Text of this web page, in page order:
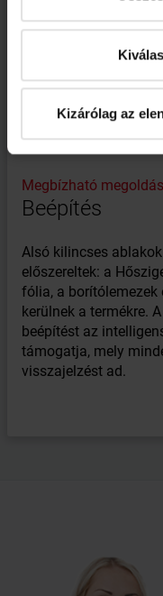
Kizárólag az
Megbízható
Beépítés
Alsó kilincses
előszereltek: a
fólia, a borítólemezek
kerülnek a termékre.
beépítést az
támogatja, mely
visszajelzést ad.